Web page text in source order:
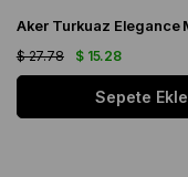
$ 15.28
$ 27.78
Sepete Ekle